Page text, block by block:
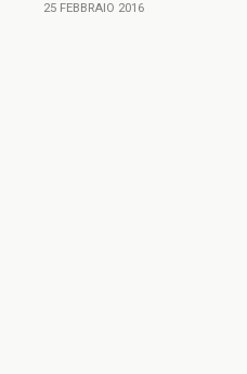
25 FEBBRAIO 2016